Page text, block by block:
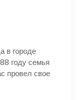
в городе
году семья
провел свое